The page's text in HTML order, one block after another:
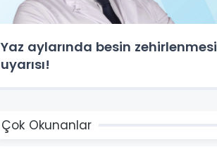
Yaz aylarında besin zehirlenmesi
uyarısı!
Çok Okunanlar